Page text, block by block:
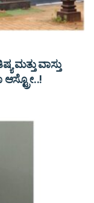
ವಾಸ್ತು
ಆಸ್ಟ್ರೋ..!